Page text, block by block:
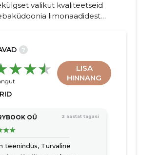
valikut kvaliteetseid
limonaadidest
?
LISA
HINNANG
OÜ 2 aastat tagasi
teenindus, Turvaline